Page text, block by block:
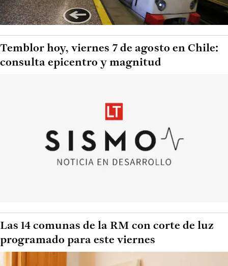
Temblor hoy, viernes 7 de agosto en Chile:
consulta epicentro y magnitud
Las 14 comunas de la RM con corte de luz
programado para este viernes